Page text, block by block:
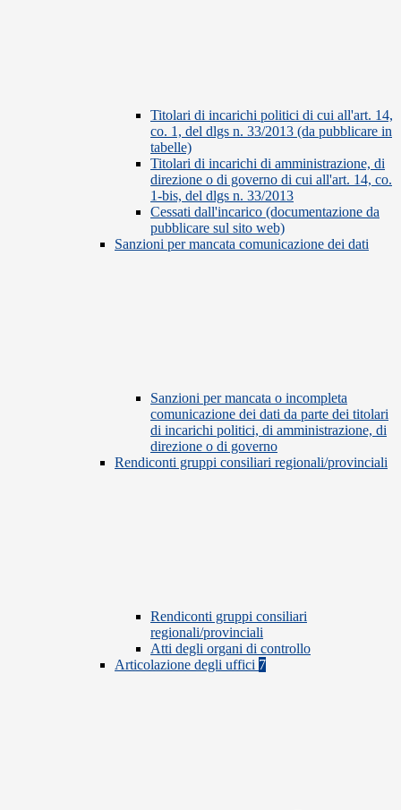
Titolari di incarichi politici di cui all'art. 14,
co. 1, del dlgs n. 33/2013 (da pubblicare in
tabelle)
Titolari di incarichi di amministrazione, di
direzione o di governo di cui all'art. 14, co.
1-bis, del dlgs n. 33/2013
Cessati dall'incarico (documentazione da
pubblicare sul sito web)
Sanzioni per mancata comunicazione dei dati
Sanzioni per mancata o incompleta
comunicazione dei dati da parte dei titolari
di incarichi politici, di amministrazione, di
direzione o di governo
Rendiconti gruppi consiliari regionali/provinciali
Rendiconti gruppi consiliari
regionali/provinciali
Atti degli organi di controllo
Articolazione degli uffici 7